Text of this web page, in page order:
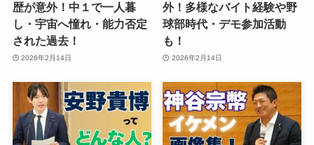
歴が意外！中１で一人暮
し・宇宙へ憧れ・能力否定
された過去！
2026年2月14日
外！多様なバイト経験や野
球部時代・デモ参加活動
も！
2026年2月14日